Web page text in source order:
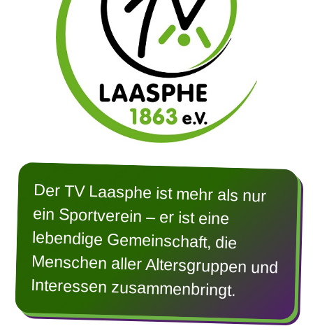
Der TV Laasphe ist mehr als nur
ein Sportverein – er ist eine
lebendige Gemeinschaft, die
Menschen aller Altersgruppen und
Interessen zusammenbringt.